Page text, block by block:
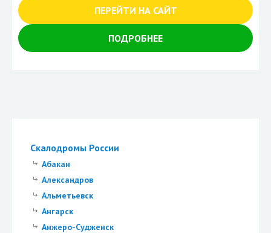
Скалодромы России
Абакан
Александров
Альметьевск
Ангарск
Анжеро-Судженск
ПЕРЕЙТИ НА САЙТ
ПОДРОБНЕЕ